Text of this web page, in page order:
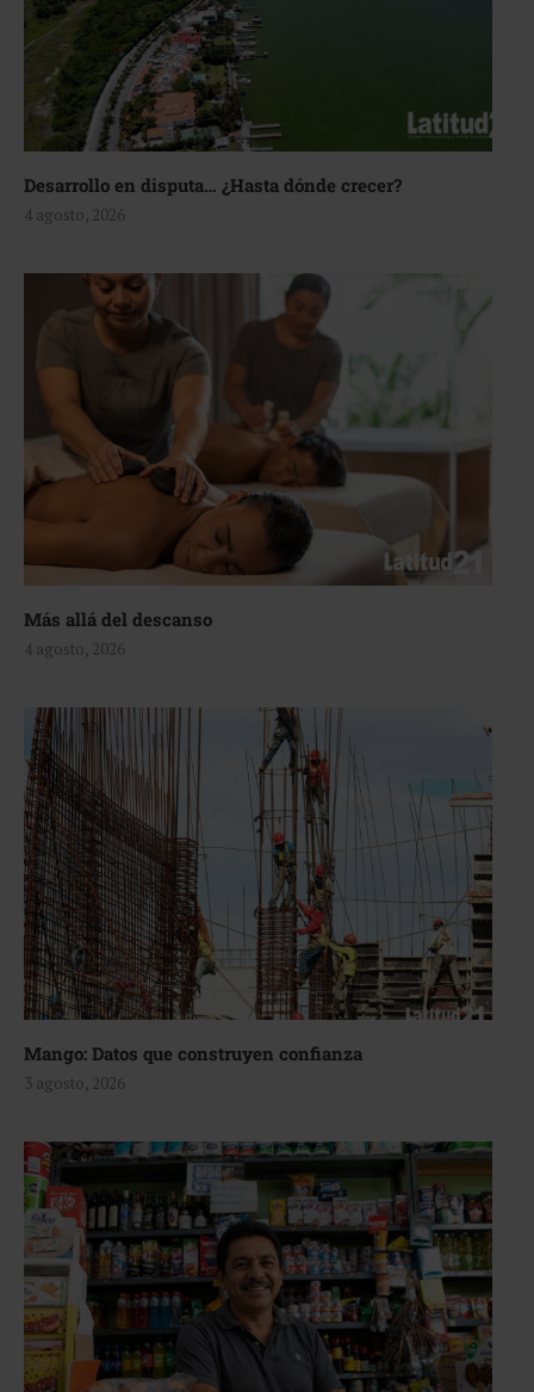
Desarrollo en disputa… ¿Hasta dónde crecer?
4 agosto, 2026
Más allá del descanso
4 agosto, 2026
Mango: Datos que construyen confianza
3 agosto, 2026